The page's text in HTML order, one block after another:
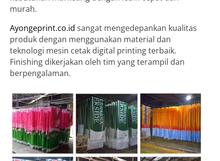
murah.
Ayongeprint.co.id sangat mengedepankan kualitas
produk dengan menggunakan material dan
teknologi mesin cetak digital printing terbaik.
Finishing dikerjakan oleh tim yang terampil dan
berpengalaman.